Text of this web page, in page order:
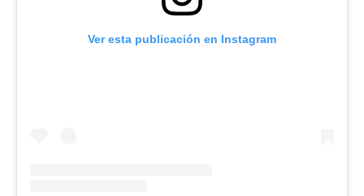
Ver esta publicación en Instagram